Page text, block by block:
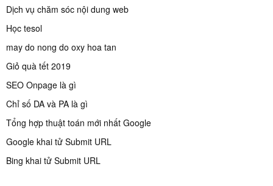
Dịch vụ chăm sóc nội dung web
Học tesol
may do nong do oxy hoa tan
Giỏ quà tết 2019
SEO Onpage là gì
Chỉ số DA và PA là gì
Tổng hợp thuật toán mới nhất Google
Google khai tử Submit URL
Bing khai tử Submit URL